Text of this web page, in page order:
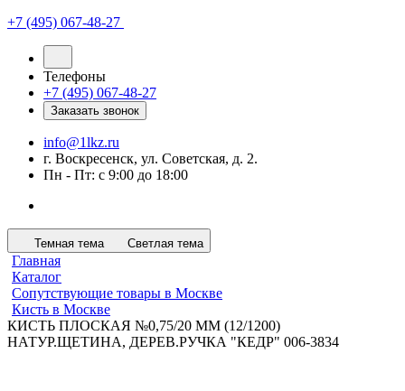
+7 (495) 067-48-27
Телефоны
+7 (495) 067-48-27
Заказать звонок
info@1lkz.ru
г. Воскресенск, ул. Советская, д. 2.
Пн - Пт: с 9:00 до 18:00
Темная тема Светлая тема
Главная
Каталог
Сопутствующие товары в Москве
Кисть в Москве
КИСТЬ ПЛОСКАЯ №0,75/20 ММ (12/1200)
НАТУР.ЩЕТИНА, ДЕРЕВ.РУЧКА "КЕДР" 006-3834